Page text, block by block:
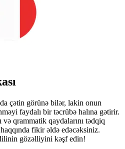
çətin görünə bilər, lakin onun
faydalı bir təcrübə halına gətirir.
və qrammatik qaydalarını tədqiq
fikir əldə edəcəksiniz.
gözəlliyini kəşf edin!